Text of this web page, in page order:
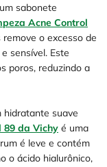
sabonete
Acne Control
o excesso de
sensível. Este
poros, reduzindo a
hidratante suave
89 da Vichy é uma
é leve e contém
o ácido hialurônico,